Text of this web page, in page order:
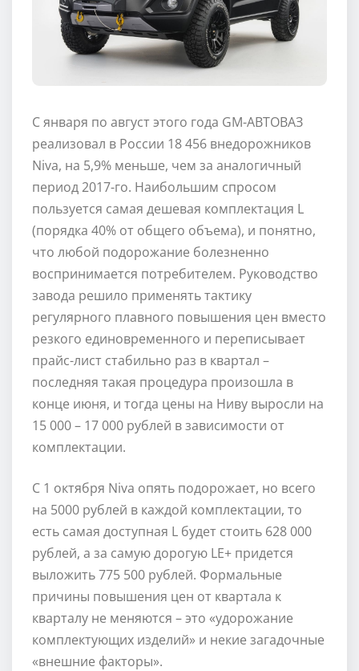
С января по август этого года GM-АВТОВАЗ
реализовал в России 18 456 внедорожников
Niva, на 5,9% меньше, чем за аналогичный
период 2017-го. Наибольшим спросом
пользуется самая дешевая комплектация L
(порядка 40% от общего объема), и понятно,
что любой подорожание болезненно
воспринимается потребителем. Руководство
завода решило применять тактику
регулярного плавного повышения цен вместо
резкого единовременного и переписывает
прайс-лист стабильно раз в квартал –
последняя такая процедура произошла в
конце июня, и тогда цены на Ниву выросли на
15 000 – 17 000 рублей в зависимости от
комплектации.
С 1 октября Niva опять подорожает, но всего
на 5000 рублей в каждой комплектации, то
есть самая доступная L будет стоить 628 000
рублей, а за самую дорогую LE+ придется
выложить 775 500 рублей. Формальные
причины повышения цен от квартала к
кварталу не меняются – это «удорожание
комплектующих изделий» и некие загадочные
«внешние факторы».